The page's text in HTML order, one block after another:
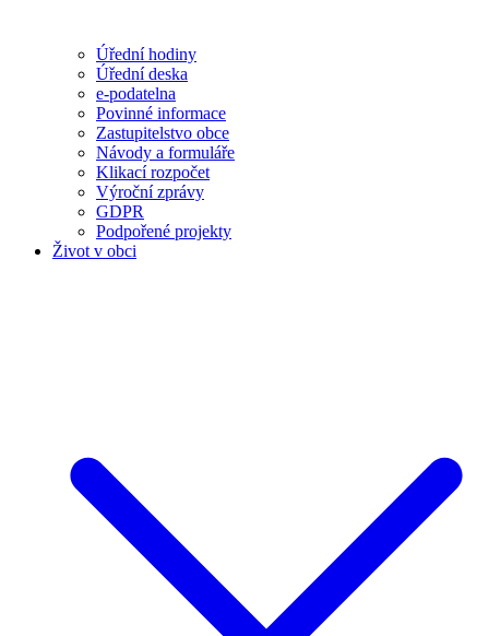
Úřední hodiny
Úřední deska
e-podatelna
Povinné informace
Zastupitelstvo obce
Návody a formuláře
Klikací rozpočet
Výroční zprávy
GDPR
Podpořené projekty
Život v obci